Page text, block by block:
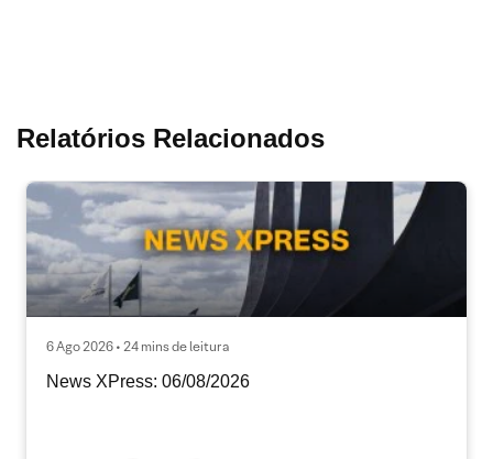
Relatórios Relacionados
6 Ago 2026 • 24 mins de leitura
News XPress: 06/08/2026